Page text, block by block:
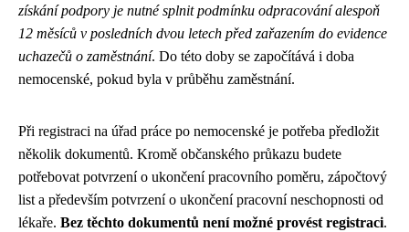
získání podpory je nutné splnit podmínku odpracování alespoň
12 měsíců v posledních dvou letech před zařazením do evidence
uchazečů o zaměstnání. Do této doby se započítává i doba
nemocenské, pokud byla v průběhu zaměstnání.
Při registraci na úřad práce po nemocenské je potřeba předložit
několik dokumentů. Kromě občanského průkazu budete
potřebovat potvrzení o ukončení pracovního poměru, zápočtový
list a především potvrzení o ukončení pracovní neschopnosti od
lékaře. Bez těchto dokumentů není možné provést registraci.